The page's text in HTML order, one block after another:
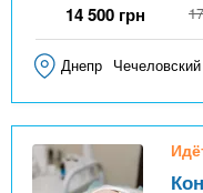
14 500 грн
Днепр Чечеловский